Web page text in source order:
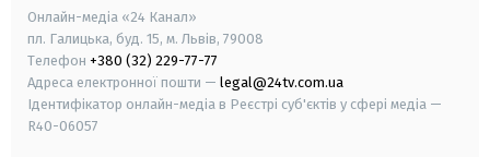
Онлайн-медіа «24 Канал»
пл. Галицька, буд. 15, м. Львів, 79008
Телефон +380 (32) 229-77-77
Адреса електронної пошти — legal@24tv.com.ua
Ідентифікатор онлайн-медіа в Реєстрі суб'єктів у сфері медіа —
R40-06057